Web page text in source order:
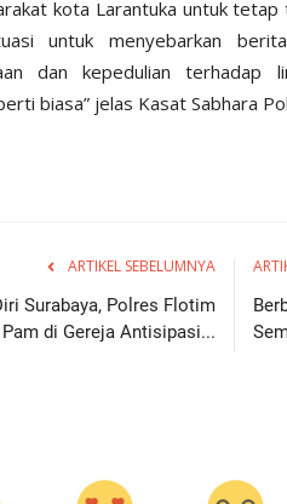
kota Larantuka untuk
untuk menyebarkan
dan kepedulian
biasa” jelas Kasat Sabhara
ARTIKEL SEBELUMNYA
Surabaya, Polres Flotim
di Gereja Antisipasi...